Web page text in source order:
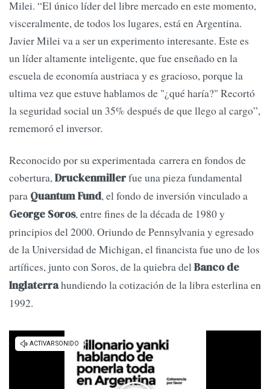
Milei. “El único líder del libre mercado en este momento,
visceralmente, de todos los lugares, está en Argentina.
Javier Milei va a ser un experimento interesante. Este es
un líder altamente inteligente, que fue enseñado en la
escuela de economía austriaca y es gracioso, porque la
ultima vez que estuve hablamos de "¿qué haría?" Recortó
la seguridad social un 35% después de que llego al cargo”,
rememoró el inversor.
Reconocido por su experimentada carrera en fondos de
cobertura,Druckenmillerfue una pieza fundamental
para Quantum Fund, el fondo de inversión vinculado a
George Soros, entre fines de la década de 1980 y
principios del 2000. Oriundo de Pennsylvania y egresado
de la Universidad de Michigan, el financista fue uno de los
artífices, junto con Soros, de la quiebra delBanco de
Inglaterrahundiendo la cotización de la libra esterlina en
1992.